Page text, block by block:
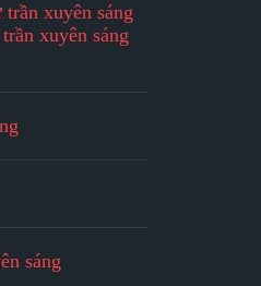
xuyên sáng
xuyên sáng
sáng